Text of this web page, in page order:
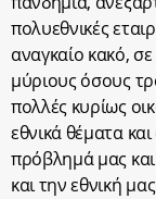
πολυεθνικές
αναγκαίο κακό,
μύριους όσους
πολλές κυρίως
εθνικά θέματα
πρόβλημά μας
και την εθνική